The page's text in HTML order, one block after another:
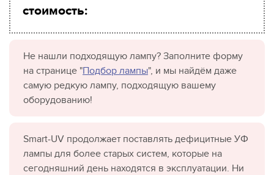
стоимость:
Не нашли подходящую лампу? Заполните форму
на странице "Подбор лампы", и мы найдём даже
самую редкую лампу, подходящую вашему
оборудованию!
Smart-UV продолжает поставлять дефицитные УФ
лампы для более старых систем, которые на
сегодняшний день находятся в эксплуатации. Ни